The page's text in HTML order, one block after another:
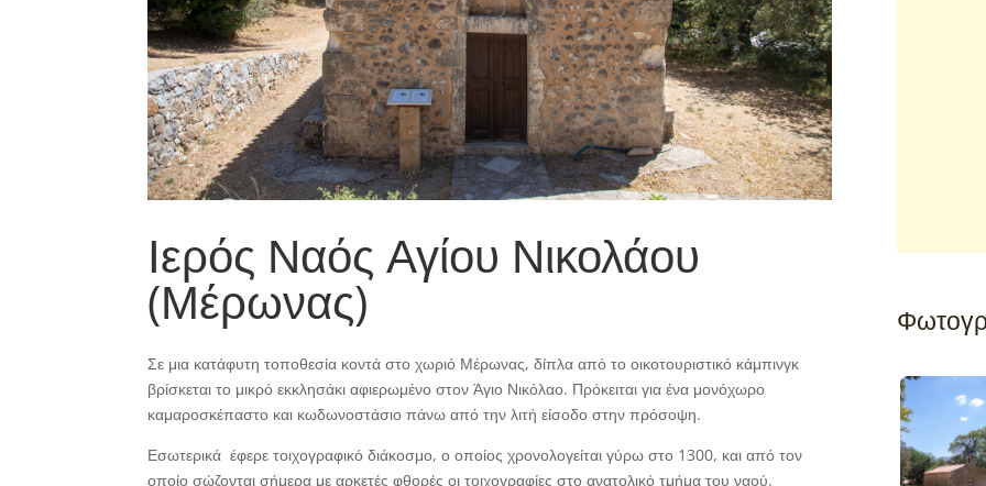
Ιερός Ναός Αγίου Νικολάου
(Μέρωνας)
Σε μια κατάφυτη τοποθεσία κοντά στο χωριό Μέρωνας, δίπλα από το οικοτουριστικό κάμπινγκ
βρίσκεται το μικρό εκκλησάκι αφιερωμένο στον Άγιο Νικόλαο. Πρόκειται για ένα μονόχωρο
καμαροσκέπαστο και κωδωνοστάσιο πάνω από την λιτή είσοδο στην πρόσοψη.
Εσωτερικά έφερε τοιχογραφικό διάκοσμο, ο οποίος χρονολογείται γύρω στο 1300, και από τον
οποίο σώζονται σήμερα με αρκετές φθορές οι τοιχογραφίες στο ανατολικό τμήμα του ναού.